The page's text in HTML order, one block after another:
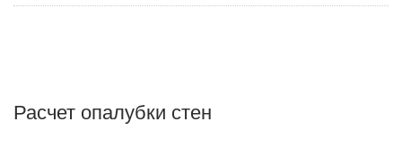
Расчет опалубки стен